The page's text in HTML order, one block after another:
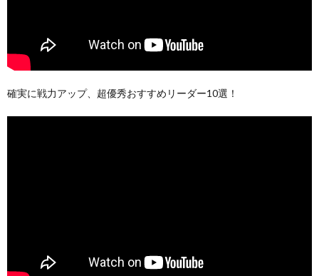
確実に戦力アップ、超優秀おすすめリーダー10選！